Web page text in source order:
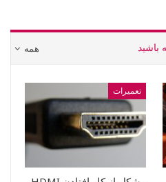
همه
تعمیرات